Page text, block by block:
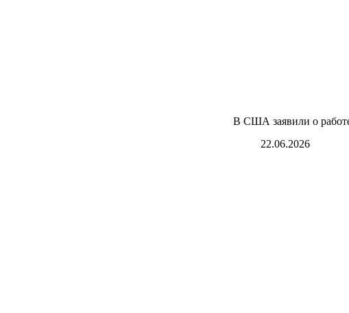
В США заявили о
22.06.2026